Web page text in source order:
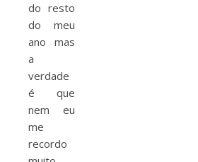
do resto
do meu
ano mas
a
verdade
é que
nem eu
me
recordo